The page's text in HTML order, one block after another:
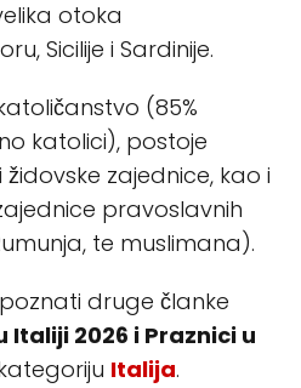
otoka
Sicilije i Sardinije.
(85%
katolici), postoje
zajednice, kao i
pravoslavnih
te muslimana).
druge članke
Italiji 2026 i Praznici u
Italija.